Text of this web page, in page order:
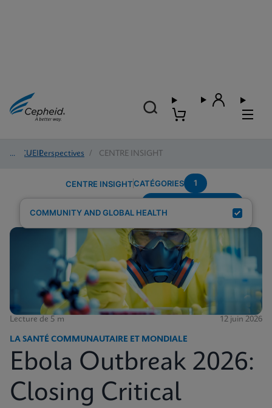
ACCUEIL
/ Perspectives / CENTRE INSIGHT
CENTRE INSIGHTCATÉGORIES 1
COMMUNITY AND GLOBAL HEALTH
Lecture de 5 m 12 juin 2026
LA SANTÉ COMMUNAUTAIRE ET MONDIALE
Ebola Outbreak 2026:
Closing Critical